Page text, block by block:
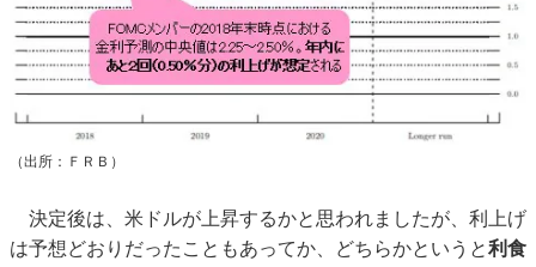
（出所：ＦＲＢ）
決定後は、米ドルが上昇するかと思われましたが、利上げ
は予想どおりだったこともあってか、どちらかというと利食